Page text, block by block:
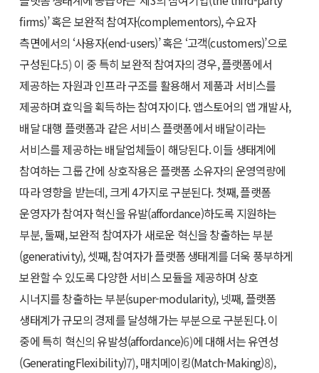
firms)’ 혹은 보완적 참여자(complementors), 수요자
측면에서의 ‘사용자(end-users)’ 혹은 ‘고객(customers)’으로
구성된다.5)이 중 특히 보완적 참여자의 경우, 플랫폼에서
제공하는 자원과 인프라 구조를 활용해서 제품과 서비스를
제공하며 효익을 획득하는 참여자이다. 앱스토어의 앱 개발사,
배달 대행 플랫폼과 같은 서비스 플랫폼에서 배달이라는
서비스를 제공하는 배달업체들이 해당된다. 이들 생태계에
참여하는 그룹 간에 상호작용은 플랫폼 소유자의 운영역량에
따라 영향을 받는데, 크게 4가지로 구분된다. 첫째, 플랫폼
운영자가 참여자 혁신을 유발(affordance)하도록 지원하는
부분, 둘째, 보완적 참여자가 새로운 혁신을 창출하는 부분
(generativity), 셋째, 참여자가 플랫폼 생태계를 더욱 풍부하게
보완할 수 있도록 다양한 서비스 모듈을 제공하며 상호
시너지를 창출하는 부분(super-modularity), 넷째, 플랫폼
생태계가 규모의 경제를 달성해가는 부분으로 구분된다. 이
중에 특히 혁신의 유발성(affordance)6)에 대해서는 유연성
(GeneratingFlexibility)7), 매치메이킹(Match-Making)8),